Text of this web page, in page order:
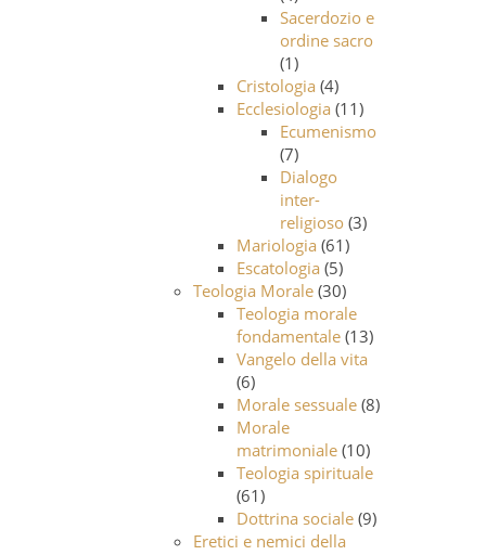
Sacerdozio e
ordine sacro
(1)
Cristologia (4)
Ecclesiologia (11)
Ecumenismo
(7)
Dialogo
inter-
religioso(3)
Mariologia (61)
Escatologia (5)
Teologia Morale(30)
Teologia morale
fondamentale(13)
Vangelo della vita
(6)
Morale sessuale(8)
Morale
matrimoniale(10)
Teologia spirituale
(61)
Dottrina sociale(9)
Eretici e nemici della